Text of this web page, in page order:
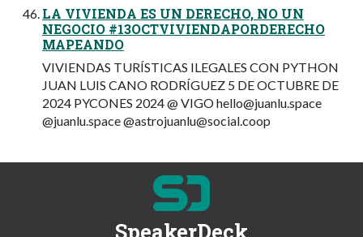
LA VIVIENDA ES UN DERECHO, NO UN
NEGOCIO #13OCTVIVIENDAPORDERECHO
MAPEANDO
VIVIENDAS TURÍSTICAS ILEGALES CON PYTHON
JUAN LUIS CANO RODRÍGUEZ 5 DE OCTUBRE DE
2024 PYCONES 2024 @ VIGOhello@juanlu.space
@juanlu.space @astrojuanlu@social.coop
SpeakerDeck